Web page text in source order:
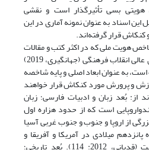
بسی تأثیرگذار است و نقشی
این اسناد به عنوان نمونه آماری در این
قرار گرفته‌اند.
ملی که در اکثر کتب و مقالات
و همچنین در دبیرخانه شورای عالی انقلاب فرهنگی (جهانگیری، 2019)
به عنوان ابعاد اصلی و پایه شاخصه
و پرورش مورد کنکاش قرار خواهند
بُعد زبان و ادبیات فارسی؛ زبان
است که از حدود هزاره اول
از اروپا و جنوب و جنوب غربی آسیا
میلادی در آمریکا و آفریقا و